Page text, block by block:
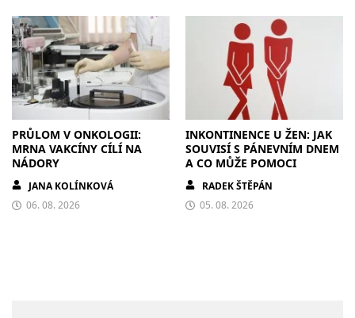
PRŮLOM V ONKOLOGII:
MRNA VAKCÍNY CÍLÍ NA
NÁDORY
JANA KOLÍNKOVÁ
06. 08. 2026
INKONTINENCE U ŽEN: JAK
SOUVISÍ S PÁNEVNÍM DNEM
A CO MŮŽE POMOCI
RADEK ŠTĚPÁN
05. 08. 2026